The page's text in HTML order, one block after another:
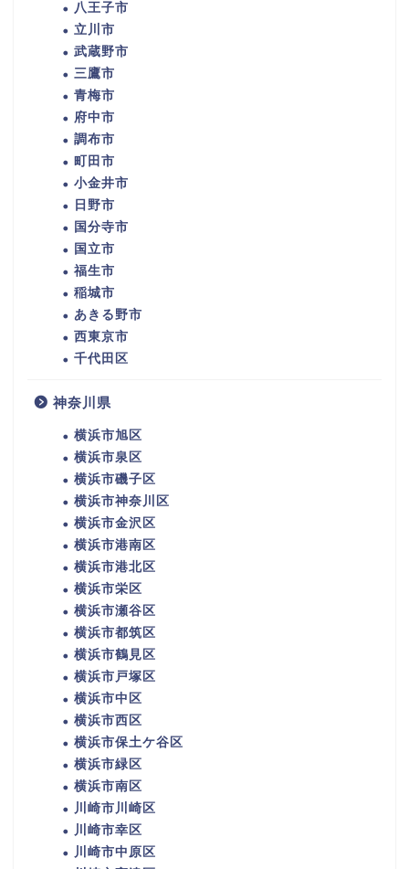
八王子市
立川市
武蔵野市
三鷹市
青梅市
府中市
調布市
町田市
小金井市
日野市
国分寺市
国立市
福生市
稲城市
あきる野市
西東京市
千代田区
神奈川県
横浜市旭区
横浜市泉区
横浜市磯子区
横浜市神奈川区
横浜市金沢区
横浜市港南区
横浜市港北区
横浜市栄区
横浜市瀬谷区
横浜市都筑区
横浜市鶴見区
横浜市戸塚区
横浜市中区
横浜市西区
横浜市保土ケ谷区
横浜市緑区
横浜市南区
川崎市川崎区
川崎市幸区
川崎市中原区